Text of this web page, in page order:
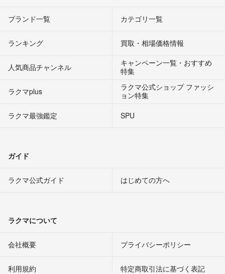
ブランド一覧 カテゴリ一覧
ランキング 買取・相場価格情報
人気商品チャンネル
キャンペーン一覧・おすすめ
特集
ラクマplus
ラクマ公式ショップ ファッシ
ョン特集
ラクマ最強鑑定
SPU
ガイド
ラクマ公式ガイド はじめての方へ
ラクマについて
会社概要 プライバシーポリシー
利用規約 特定商取引法に基づく表記